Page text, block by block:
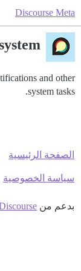
Discourse Meta
and other
system tasks.
الصفحة الرئيسية
سياسة الخصوصية
بدعم من